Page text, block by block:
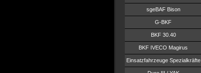
sgeBAF Bison
G-BKF
BKF 30.40
BKF IVECO Magirus
Einsatzfahrzeuge Spezialkräfte